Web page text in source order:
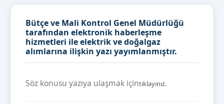
Bütçe ve Mali Kontrol Genel Müdürlüğü
tarafından elektronik haberleşme
hizmetleri ile elektrik ve doğalgaz
alımlarına ilişkin yazı yayımlanmıştır.
Söz konusu yazıya ulaşmak içintıklayınız.